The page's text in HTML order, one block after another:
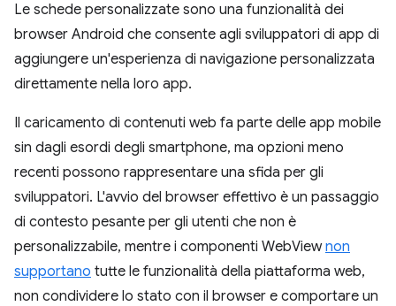
Le schede personalizzate sono una funzionalità dei
browser Android che consente agli sviluppatori di app di
aggiungere un'esperienza di navigazione personalizzata
direttamente nella loro app.
Il caricamento di contenuti web fa parte delle app mobile
sin dagli esordi degli smartphone, ma opzioni meno
recenti possono rappresentare una sfida per gli
sviluppatori. L'avvio del browser effettivo è un passaggio
di contesto pesante per gli utenti che non è
personalizzabile, mentre i componenti WebViewnon
supportano tutte le funzionalità della piattaforma web,
non condividere lo stato con il browser e comportare un